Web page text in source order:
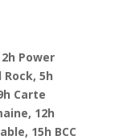
Power
5h
Carte
12h
15h BCC